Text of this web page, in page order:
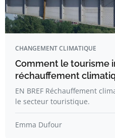
CHANGEMENT CLIMATIQUE
Comment le tourisme
réchauffement
EN BREF Réchauffement
le secteur touristique.
Emma Dufour